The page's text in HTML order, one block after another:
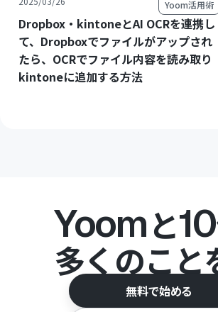
Yoom活用術
Dropbox・kintoneとAI OCRを連携し
て、Dropboxでファイルがアップされ
たら、OCRでファイル内容を読み取り
kintoneに追加する方法
Yoomと10
多くのこと
無料で始める